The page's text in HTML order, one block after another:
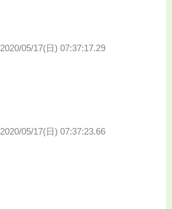
2020/05/17(日) 07:37:17.29
2020/05/17(日) 07:37:23.66